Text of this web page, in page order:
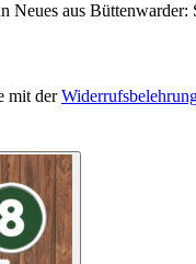
aus
mit der